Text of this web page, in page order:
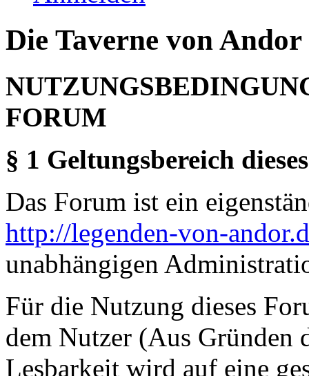
Die Taverne von
FORUM
§ 1 Geltungsbereich
Das Forum ist ein
http://legenden-von-
unabhängigen
Für die Nutzung dieses
dem Nutzer (Aus Gründen
Lesbarkeit wird auf eine